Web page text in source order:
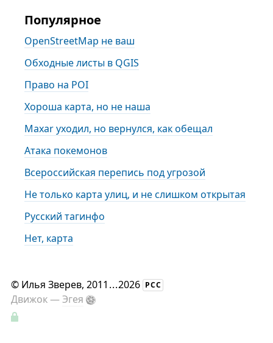
Популярное
OpenStreetMap не ваш
Обходные листы в QGIS
Право на POI
Хороша карта, но не наша
Maxar уходил, но вернулся, как обещал
Атака покемонов
Всероссийская перепись под угрозой
Не только карта улиц, и не слишком открытая
Русский тагинфо
Нет, карта
© Илья Зверев, 2011 ...2026 РСС
Движок —Эгея